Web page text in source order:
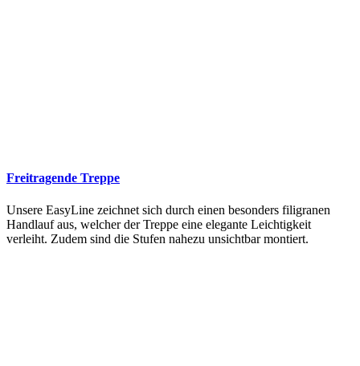
Freitragende Treppe
Unsere EasyLine zeichnet sich durch einen besonders filigranen
Handlauf aus, welcher der Treppe eine elegante Leichtigkeit
verleiht. Zudem sind die Stufen nahezu unsichtbar montiert.